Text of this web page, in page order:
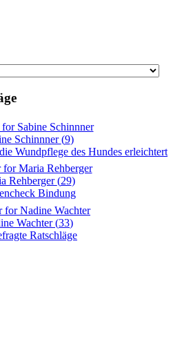
Schinnner(9)
Wundpflege des Hundes erleichtert
Rehberger(29)
Bindung
Wachter(33)
Ratschläge